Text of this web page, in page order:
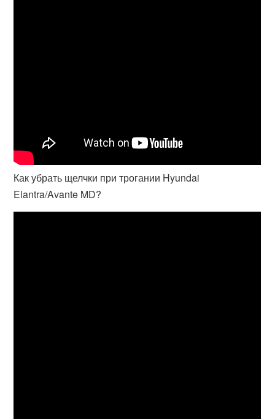
Как убрать щелчки при трогании Hyundai
Elantra/Avante MD?